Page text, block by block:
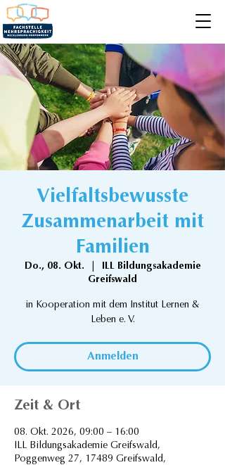
Vielfaltsbewusste
Zusammenarbeit mit
Familien
Do., 08. Okt.
ILL Bildungsakademie
Greifswald
in Kooperation mit dem Institut Lernen &
Leben e. V.
Anmelden
Zeit & Ort
08. Okt. 2026, 09:00 – 16:00
ILL Bildungsakademie Greifswald,
Poggenweg 27, 17489 Greifswald,